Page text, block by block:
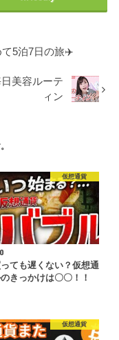
て5泊7日の旅✈️
美容ルーテ
ィン
仮想通貨
ても遅くない？仮想通
きっかけは〇〇！！
仮想通貨